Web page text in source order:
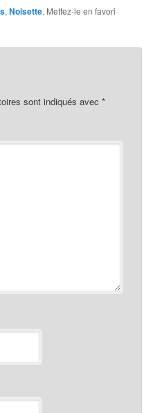
, Noisette. Mettez-le en favori
sont indiqués avec *